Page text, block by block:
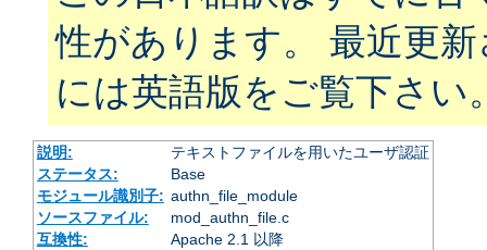
性があります。 最近更
には英語版をご覧下さい
説明:
テキストファイルを用いたユーザ認証
ステータス:
Base
モジュール識別子: authn_file_module
ソースファイル:
mod_authn_file.c
互換性:
Apache 2.1 以降